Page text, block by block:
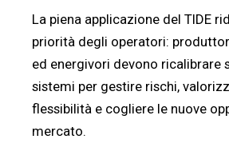
La piena applicazione del TIDE
priorità degli operatori:
ed energivori devono ricalibrare
sistemi per gestire rischi,
flessibilità e cogliere le nuove
mercato.